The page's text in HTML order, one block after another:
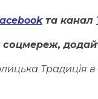
та канал
соцмереж,
Традиція в